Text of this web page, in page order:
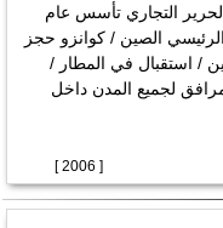
التجاري تأسس عام
الرئيسي الصين / كوانزو حجز
/ استقبال في المطار /
لجميع المدن داخل
[ 2006 ]